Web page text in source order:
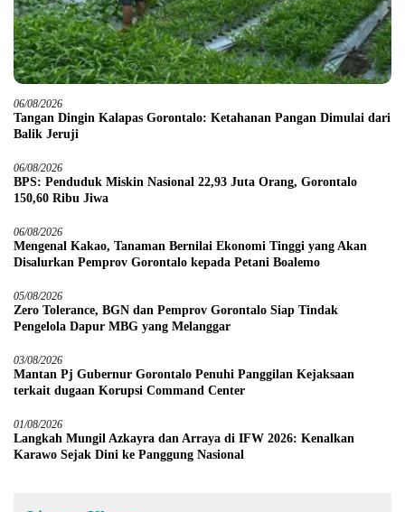
06/08/2026
Tangan Dingin Kalapas Gorontalo: Ketahanan Pangan Dimulai dari
Balik Jeruji
06/08/2026
BPS: Penduduk Miskin Nasional 22,93 Juta Orang, Gorontalo
150,60 Ribu Jiwa
06/08/2026
Mengenal Kakao, Tanaman Bernilai Ekonomi Tinggi yang Akan
Disalurkan Pemprov Gorontalo kepada Petani Boalemo
05/08/2026
Zero Tolerance, BGN dan Pemprov Gorontalo Siap Tindak
Pengelola Dapur MBG yang Melanggar
03/08/2026
Mantan Pj Gubernur Gorontalo Penuhi Panggilan Kejaksaan
terkait dugaan Korupsi Command Center
01/08/2026
Langkah Mungil Azkayra dan Arraya di IFW 2026: Kenalkan
Karawo Sejak Dini ke Panggung Nasional